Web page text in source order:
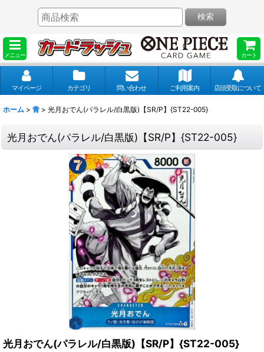
メニュー カート
検索
マイページ カテゴリ 問い合わせ ご利用案内 店頭受取について
ホーム > 青 > 光月おでん(パラレル/白黒版)【SR/P】{ST22-005}
光月おでん(パラレル/白黒版)【SR/P】{ST22-005}
光月おでん(パラレル/白黒版)【SR/P】{ST22-005}